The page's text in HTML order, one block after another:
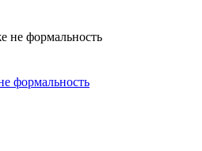
формальность